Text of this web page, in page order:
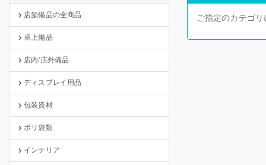
店舗備品の全商品
卓上備品
店内/店外備品
ディスプレイ用品
包装資材
ポリ袋類
インテリア
ご指定のカテゴ